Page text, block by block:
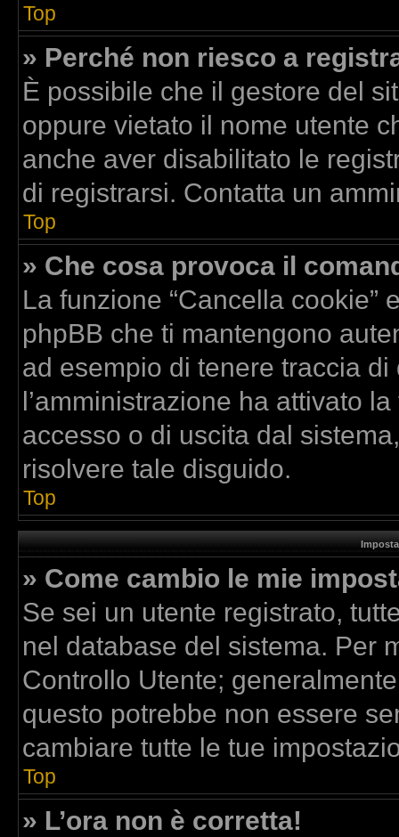
Top
» Perché non riesco a
È possibile che il gestore del
oppure vietato il nome utente
anche aver disabilitato le
di registrarsi. Contatta un
Top
» Che cosa provoca il
La funzione “Cancella
phpBB che ti mantengono
ad esempio di tenere traccia
l’amministrazione ha attivato
accesso o di uscita dal
risolvere tale disguido.
Top
» Come cambio le mie
Se sei un utente registrato,
nel database del sistema. Per
Controllo Utente;
questo potrebbe non essere
cambiare tutte le tue
Top
» L’ora non è corretta!